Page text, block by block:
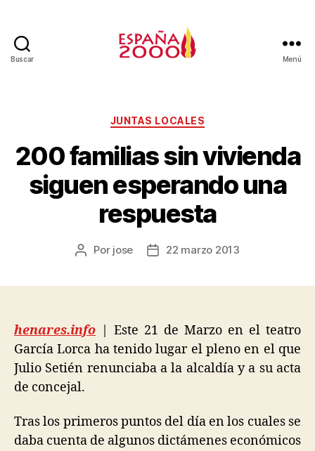
Buscar Menú
JUNTAS LOCALES
200 familias sin vivienda
siguen esperando una
respuesta
Por jose 22 marzo 2013
henares.info | Este 21 de Marzo en el teatro
García Lorca ha tenido lugar el pleno en el que
Julio Setién renunciaba a la alcaldía y a su acta
de concejal.
Tras los primeros puntos del día en los cuales se
daba cuenta de algunos dictámenes económicos